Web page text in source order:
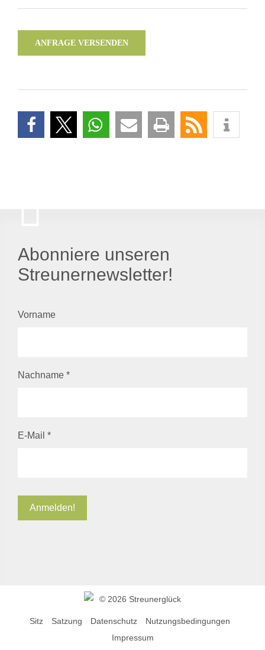
ANFRAGE VERSENDEN
Abonniere unseren
Streunernewsletter!
Vorname
Nachname *
E-Mail *
© 2026 Streunerglück
Sitz Satzung Datenschutz
Nutzungsbedingungen
Impressum